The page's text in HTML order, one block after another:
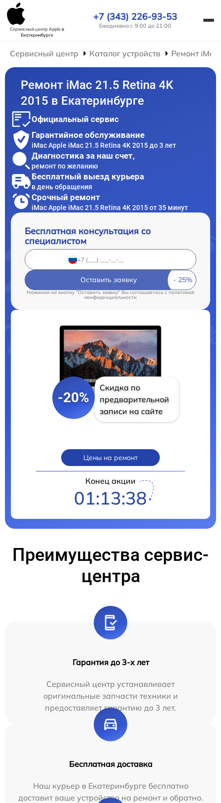
Сервисный центр Appleв
Екатеринбурге
+7 (343) 226-93-53
Ежедневно с 9:00 до 21:00
Сервисный центр Каталог устройств Ремонт iMac
Ремонт iMac 21.5 Retina 4K
2015 в Екатеринбурге
Официальный сервис
Гарантийное обслуживание
iMac Apple iMac 21.5 Retina 4K 2015 до 3 лет
Диагностика за наш счет,
ремонт по желанию
Бесплатный выезд курьера
в день обращения
Срочный ремонт
iMac Apple iMac 21.5 Retina 4K 2015 от 35 минут
Бесплатная консультация со
специалистом
Оставить заявку
Нажимая на кнопку "Оставить заявку" Вы соглашаетесь cполитикой
конфиденциальности
-20%
Скидка по
предварительной
записи на сайте
Цены на ремонт
Конец акции
01:13:37
Преимущества сервис-
центра
Гарантия до 3-х лет
Сервисный центр устанавливает
оригинальные запчасти техники и
предоставляет гарантию до 3 лет.
Бесплатная доставка
Наш курьер в Екатеринбурге бесплатно
доставит ваше устройство на ремонт и обратно.